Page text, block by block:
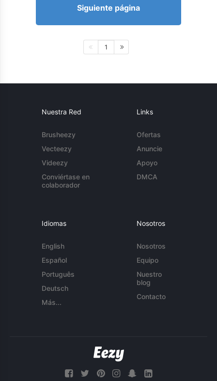
Siguiente página
1
Nuestra Red
Brusheezy
Vecteezy
Videezy
Conviértase en
colaborador
Links
Ofertas
Anuncie
Apoyo
DMCA
Idiomas
English
Español
Português
Deutsch
Más...
Nosotros
Nosotros
Equipo
Nuestro
blog
Contacto